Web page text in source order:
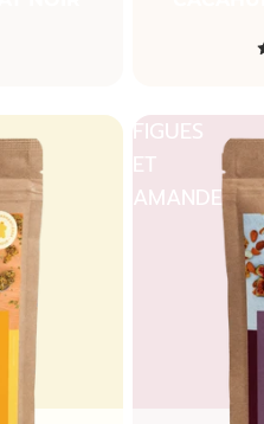
FIGUES
ET
AMANDES